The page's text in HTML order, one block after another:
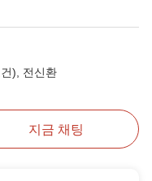
), 전신환
지금 채팅